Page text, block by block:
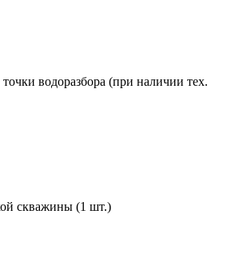
водоразбора (при наличии тех.
скважины (1 шт.)